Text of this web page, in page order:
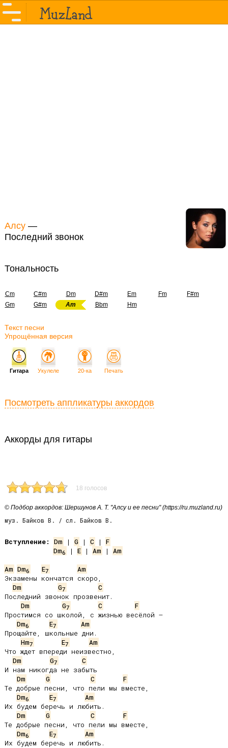
Алсу —
Последний звонок
Тональность
Cm C#m Dm D#m Em Fm
F#m
Gm
G#m Am Bbm Hm
Текст песни
Упрощённая версия
Аккорды для гитары
18 голосов
© Подбор аккордов: Шершунов А. Т. "Алсу и ее песни" (https://ru.muzland.ru)
муз. Байков В. / сл. Байков В.
Вступление: Dm | G | C | F
Dm6 | E | Am | Am
Am Dm6 E7
Am
Экзамены кончатся скоро,
Dm
G7
C
Последний звонок прозвенит.
Dm
G7 C
F
Простимся со школой, с жизнью весёлой –
Dm6 E7
Am
Прощайте, школьные дни.
Hm7 E7
Am
Что ждет впереди неизвестно,
Dm
G7
C
И нам никогда не забыть
Dm
G C
F
Те добрые песни, что пели мы вместе,
Dm6 E7
Am
Их будем беречь и любить.
Dm
G C
F
Те добрые песни, что пели мы вместе,
Dm6 E7
Am
Их будем беречь и любить.
Гитара Укулеле 20-ка Печать
Посмотреть аппликатуры аккордов